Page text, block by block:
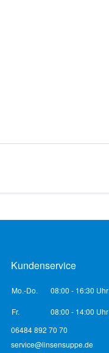
Kundenservice
Mo.-Do. 08:00 - 16:30 Uhr
Fr.
08:00 - 14:00 Uhr
06484 892 70 70
service@linsensuppe.de